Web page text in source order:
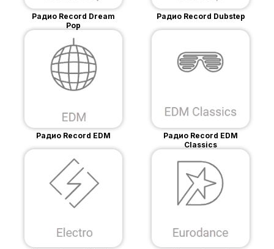
Радио Record Dream
Pop
Радио Record Dubstep
Радио Record EDM
Радио Record EDM
Classics